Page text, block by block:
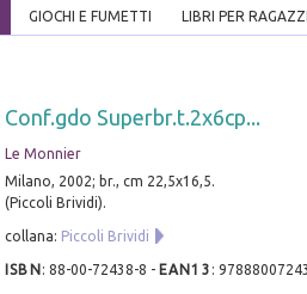
GIOCHI E FUMETTI LIBRI PER RAGAZZI
Conf.gdo Superbr.t.2x6cp...
Le Monnier
Milano, 2002; br., cm 22,5x16,5.
(Piccoli Brividi).
collana: Piccoli Brividi
ISBN : 88-00-72438-8 - EAN13 :